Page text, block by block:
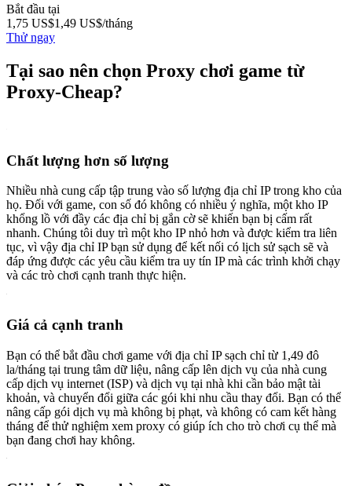
Bắt đầu tại
1,75 US$1,49 US$/tháng
Thử ngay
Tại sao nên chọn Proxy chơi game từ
Proxy-Cheap?
Chất lượng hơn số lượng
Nhiều nhà cung cấp tập trung vào số lượng địa chỉ IP trong kho của
họ. Đối với game, con số đó không có nhiều ý nghĩa, một kho IP
khổng lồ với đầy các địa chỉ bị gắn cờ sẽ khiến bạn bị cấm rất
nhanh. Chúng tôi duy trì một kho IP nhỏ hơn và được kiểm tra liên
tục, vì vậy địa chỉ IP bạn sử dụng để kết nối có lịch sử sạch sẽ và
đáp ứng được các yêu cầu kiểm tra uy tín IP mà các trình khởi chạy
và các trò chơi cạnh tranh thực hiện.
Giá cả cạnh tranh
Bạn có thể bắt đầu chơi game với địa chỉ IP sạch chỉ từ 1,49 đô
la/tháng tại trung tâm dữ liệu, nâng cấp lên dịch vụ của nhà cung
cấp dịch vụ internet (ISP) và dịch vụ tại nhà khi cần bảo mật tài
khoản, và chuyển đổi giữa các gói khi nhu cầu thay đổi. Bạn có thể
nâng cấp gói dịch vụ mà không bị phạt, và không có cam kết hàng
tháng để thử nghiệm xem proxy có giúp ích cho trò chơi cụ thể mà
bạn đang chơi hay không.